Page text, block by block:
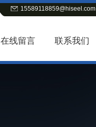
15589118859@hiseel.com
在线留言 联系我们